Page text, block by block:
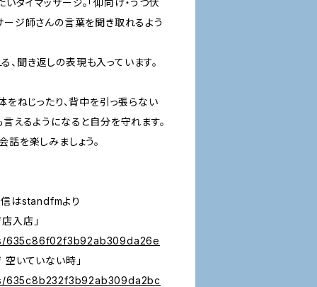
タイマッサージ。「仰向け・うつ伏
ージ師さんの言葉を聞き取れるよう
聞き返しの表現も入っています。
体をねじったり、背中を引っ張らない
言えるようになると自分を守れます。
話を楽しみましょう。
信はstandfmより
入店」
635c86f02f3b92ab309da26e
いていない時」
635c8b232f3b92ab309da2bc